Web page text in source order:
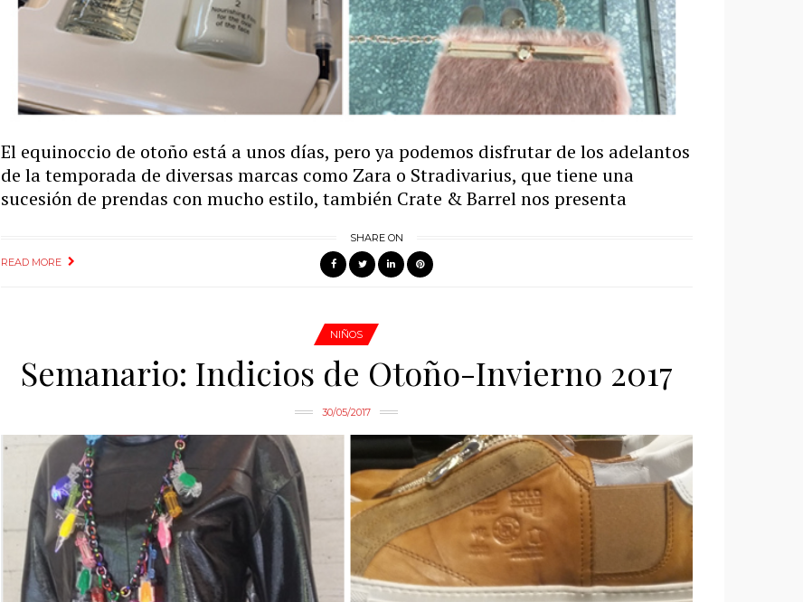
El equinoccio de otoño está a unos días, pero ya podemos disfrutar de los adelantos
de la temporada de diversas marcas como Zara o Stradivarius, que tiene una
sucesión de prendas con mucho estilo, también Crate & Barrel nos presenta
READ MORE
SHARE ON
NIÑOS
Semanario: Indicios de Otoño-Invierno 2017
30/05/2017